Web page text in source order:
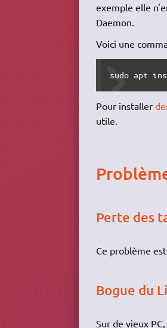
exemple elle
Daemon.
Voici une
sudo apt
Pour installer
utile.
Perte des
Ce problème
Bogue du
Sur de vieux